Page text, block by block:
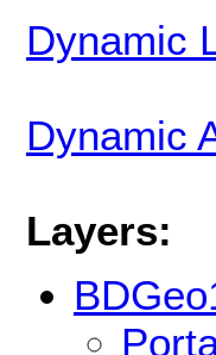
Dynamic
Dynamic
Layers: